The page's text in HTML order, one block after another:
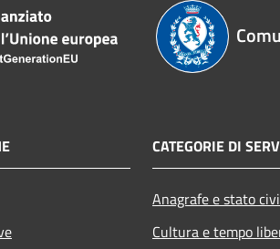
CATEGORIE DI
Anagrafe e stato
Cultura e tempo